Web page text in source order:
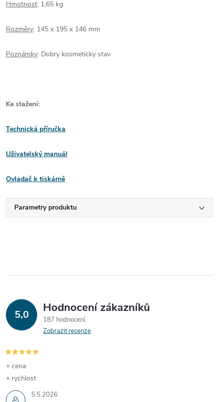
Hmotnost: 1,65 kg
Rozměry: 145 x 195 x 146 mm
Poznámky: Dobry kosmeticky stav
Ke stažení:
Technická příručka
Uživatelský manuál
Ovladač k tiskárně
Parametry produktu
5,0 Hodnocení zákazníků
187 hodnocení
Zobrazit recenze
5.5.2026
+ cena
+ rychlost